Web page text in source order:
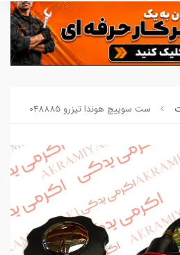
ست سوییچ هوندا تیزرو 048885